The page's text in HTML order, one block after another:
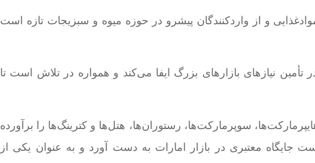
و از واردکنندگان پیشرو در حوزه میوه و سبزیجات تازه است
نیازهای بازارهای بزرگ ایفا می‌کند و همواره در تلاش است تا
سوپرمارکت‌ها، رستوران‌ها، هتل‌ها و کترینگ‌ها را برآورده
جایگاه معتبری در بازار امارات به دست آورد و به عنوان یکی از